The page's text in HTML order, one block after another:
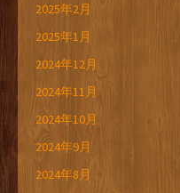
2025年2月
2025年1月
2024年12月
2024年11月
2024年10月
2024年9月
2024年8月